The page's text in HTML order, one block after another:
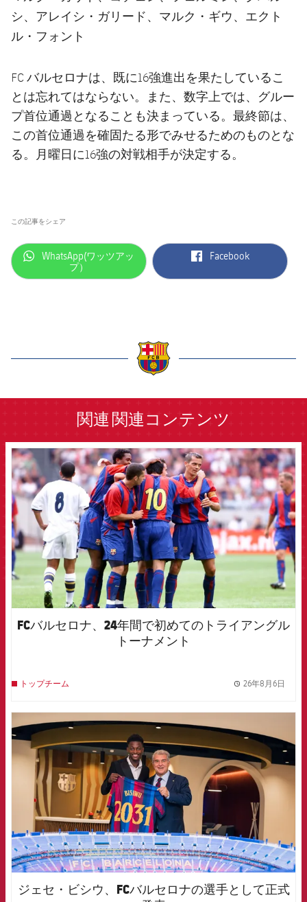
シ、アレイシ・ガリード、マルク・ギウ、エクト
ル・フォント
FC バルセロナは、既に16強進出を果たしているこ
とは忘れてはならない。また、数字上では、グルー
プ首位通過となることも決まっている。最終節は、
この首位通過を確固たる形でみせるためのものとな
る。月曜日に16強の対戦相手が決定する。
この記事をシェア
label.aria.whatsapp
WhatsApp(ワッツアッ
プ）
label.aria.facebook
Facebook
関連 関連コンテンツ
FCB Barcelona badge
FCバルセロナ、24年間で初めてのトライアングル
トーナメント
トップチーム 26年8月6日
ジェセ・ビシウ、FCバルセロナの選手として正式